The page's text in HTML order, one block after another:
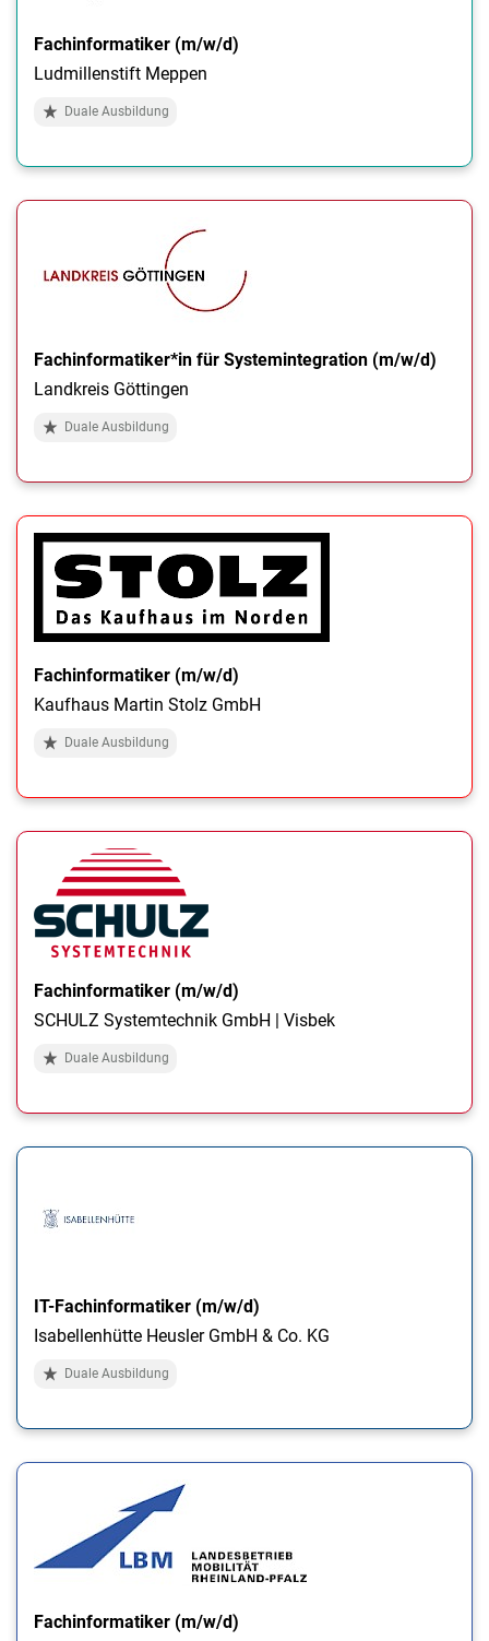
Fachinformatiker (m/w/d)
Ludmillenstift Meppen
Duale Ausbildung
Fachinformatiker*in für Systemintegration (m/w/d)
Landkreis Göttingen
Duale Ausbildung
Fachinformatiker (m/w/d)
Kaufhaus Martin Stolz GmbH
Duale Ausbildung
Fachinformatiker (m/w/d)
SCHULZ Systemtechnik GmbH | Visbek
Duale Ausbildung
IT-Fachinformatiker (m/w/d)
Isabellenhütte Heusler GmbH & Co. KG
Duale Ausbildung
Fachinformatiker (m/w/d)